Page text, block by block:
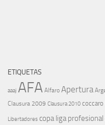
ETIQUETAS
aaaj AFA Alfaro Apertura
Clausura 2009 Clausura 2010 coccaro
Libertadores copa liga profesional